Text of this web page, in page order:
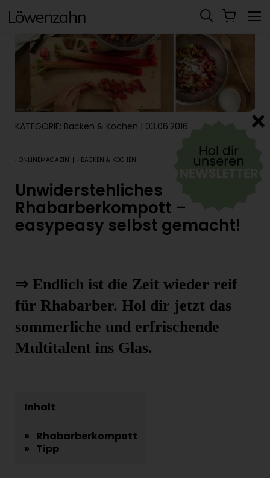
KATEGORIE: Backen & Kochen | 03.06.2016
‹ ONLINEMAGAZIN | ‹ BACKEN & KOCHEN
Unwiderstehliches
Rhabarberkompott –
easypeasy selbst gemacht!
⇒ Endlich ist die Zeit wieder reif
für Rhabarber. Hol dir jetzt das
sommerliche und erfrischende
Multitalent ins Glas.
Inhalt
» Rhabarberkompott
» Tipp